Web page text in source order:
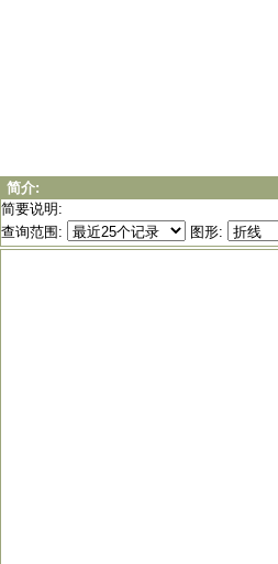
简介:
简要说明:
查询范围:
图形: